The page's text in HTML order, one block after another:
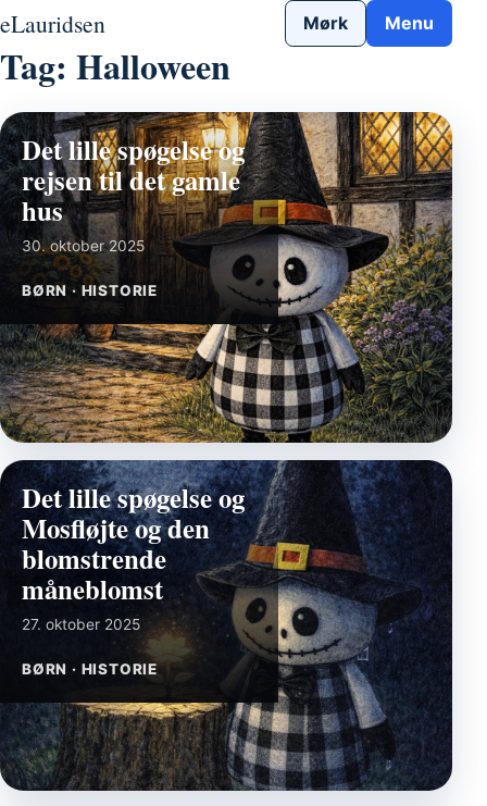
Gå til indhold
eLauridsen Mørk Menu
Tag: Halloween
Det lille spøgelse og
rejsen til det gamle
hus
30. oktober 2025
BØRN · HISTORIE
Det lille spøgelse og
Mosfløjte og den
blomstrende
måneblomst
27. oktober 2025
BØRN · HISTORIE